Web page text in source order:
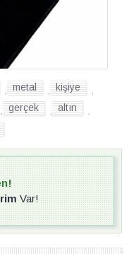
metal kişiye
gerçek altın
Var!